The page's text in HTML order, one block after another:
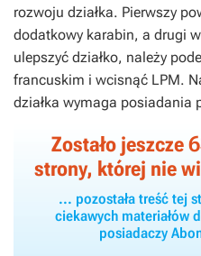
rozwoju działka. Pierwszy
dodatkowy karabin, a drugi
ulepszyć działko, należy
francuskim i wcisnąć LPM.
działka wymaga posiadania
Zostało jeszcze
strony, której nie
... pozostała treść tej
ciekawych materiałów
posiadaczy